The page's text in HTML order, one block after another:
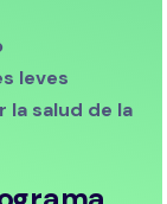
leves
la salud de la